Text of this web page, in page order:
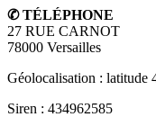
✆ TÉLÉPHONE
27 RUE CARNOT
78000 Versailles
Géolocalisation : latitude
Siren : 434962585